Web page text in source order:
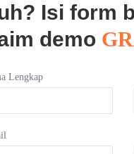
Isi form
demo
Lengkap